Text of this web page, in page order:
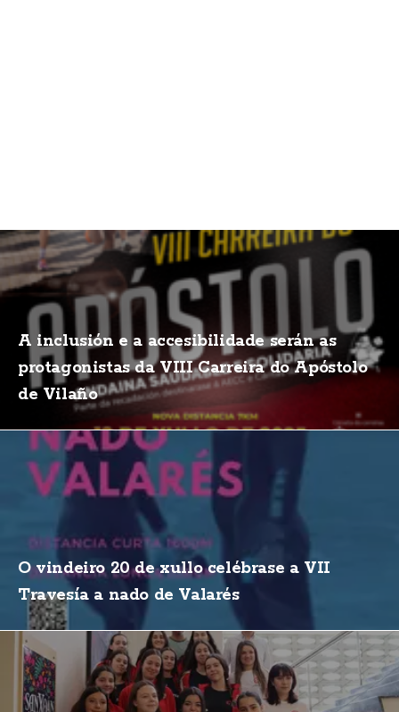
A inclusión e a accesibilidade serán as
protagonistas da VIII Carreira do Apóstolo
de Vilaño
O vindeiro 20 de xullo celébrase a VII
Travesía a nado de Valarés